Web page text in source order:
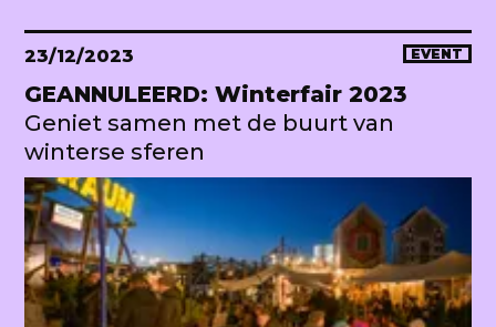
23/12/2023 EVENT
GEANNULEERD: Winterfair 2023
Geniet samen met de buurt van
winterse sferen